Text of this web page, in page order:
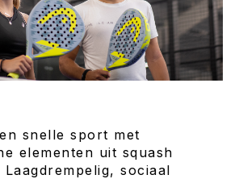
snelle sport met
elementen uit squash
sociaal